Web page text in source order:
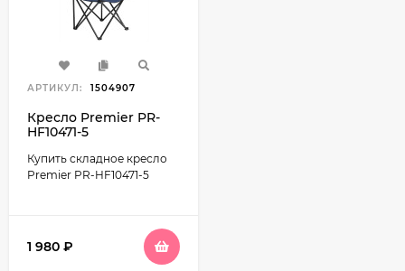
АРТИКУЛ: 1504907
Кресло Premier PR-
HF10471-5
Купить складное кресло
Premier PR-HF10471-5
1 980 ₽